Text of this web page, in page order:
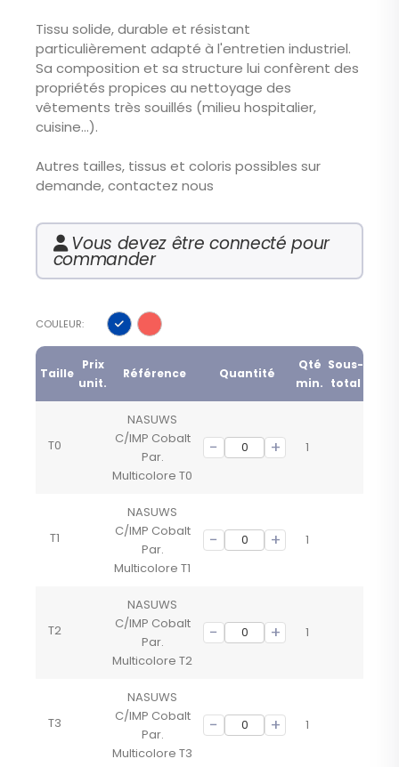
Tissu solide, durable et résistant
particulièrement adapté à l'entretien industriel.
Sa composition et sa structure lui confèrent des
propriétés propices au nettoyage des
vêtements très souillés (milieu hospitalier,
cuisine…).
Autres tailles, tissus et coloris possibles sur
demande, contactez nous
Vous devez être connecté pour
commander
COULEUR
Taille
Prix
unit.
Référence Quantité
Qté
min.
Sous-
total
T0
NASUWS
C/IMP Cobalt
Par.
Multicolore T0
1
T1
NASUWS
C/IMP Cobalt
Par.
Multicolore T1
1
T2
NASUWS
C/IMP Cobalt
Par.
Multicolore T2
1
T3
NASUWS
C/IMP Cobalt
Par.
Multicolore T3
1